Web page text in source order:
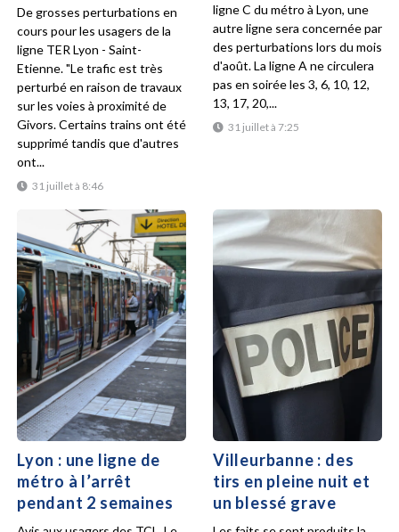
31 juillet à 8:46
De grosses perturbations en
cours pour les usagers de la
ligne TER Lyon - Saint-
Etienne. "Le trafic est très
perturbé en raison de travaux
sur les voies à proximité de
Givors. Certains trains ont été
supprimé tandis que d'autres
ont...
31 juillet à 7:25
ligne C du métro à Lyon, une
autre ligne sera concernée par
des perturbations lors du mois
d'août. La ligne A ne circulera
pas en soirée les 3, 6, 10, 12,
13, 17, 20,...
Lyon : une ligne de
métro à l’arrêt
pendant 2 semaines
Villeurbanne : des
tirs en pleine nuit et
un blessé grave